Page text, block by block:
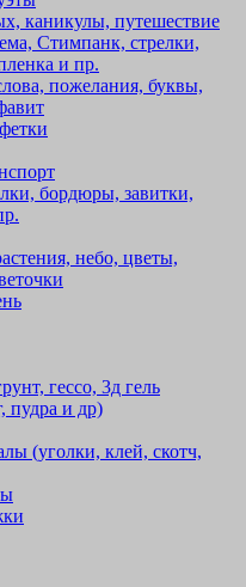
каникулы, путешествие
Стимпанк, стрелки,
и пр.
пожелания, буквы,
бордюры, завитки,
небо, цветы,
гессо, 3д гель
пудра и др)
(уголки, клей, скотч,